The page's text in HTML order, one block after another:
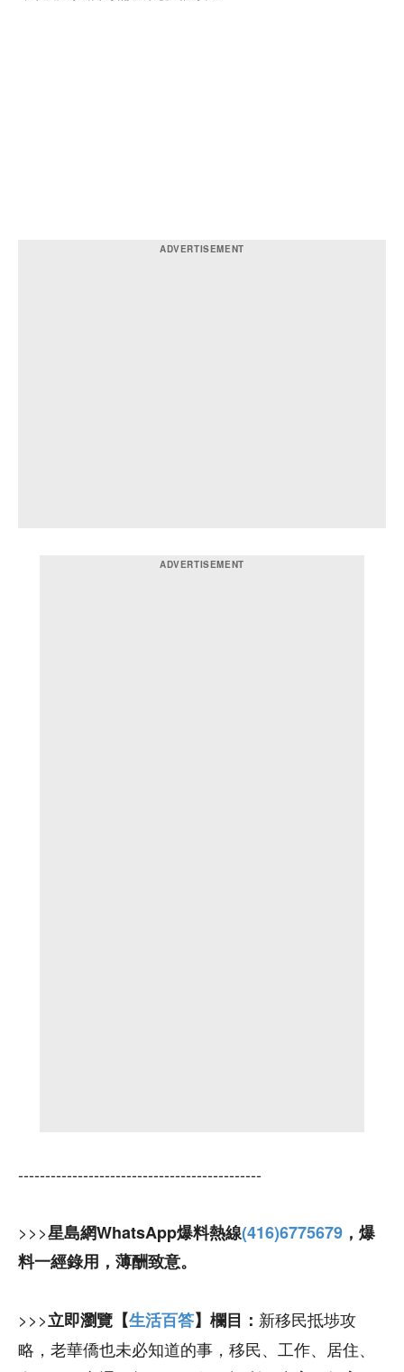
---------------------------------------------
>>>星島網WhatsApp爆料熱線(416)6775679 ，爆
料一經錄用，薄酬致意。
>>>立即瀏覽【生活百答】欄目： 新移民抵埗攻
略，老華僑也未必知道的事，移民、工作、居住、